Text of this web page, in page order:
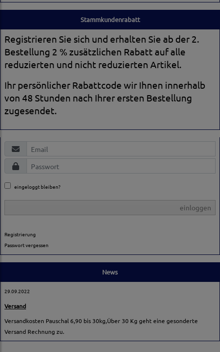
Stammkundenrabatt
Registrieren Sie sich und erhalten Sie ab der 2.
Bestellung 2 % zusätzlichen Rabatt auf alle
reduzierten und nicht reduzierten Artikel.
Ihr persönlicher Rabattcode wir Ihnen innerhalb
von 48 Stunden nach Ihrer ersten Bestellung
zugesendet.
eingeloggt bleiben?
einloggen
Registrierung
Passwort vergessen
News
29.09.2022
Versand
Versandkosten Pauschal 6,90 bis 30kg,Über 30 Kg geht eine gesonderte
Versand Rechnung zu.